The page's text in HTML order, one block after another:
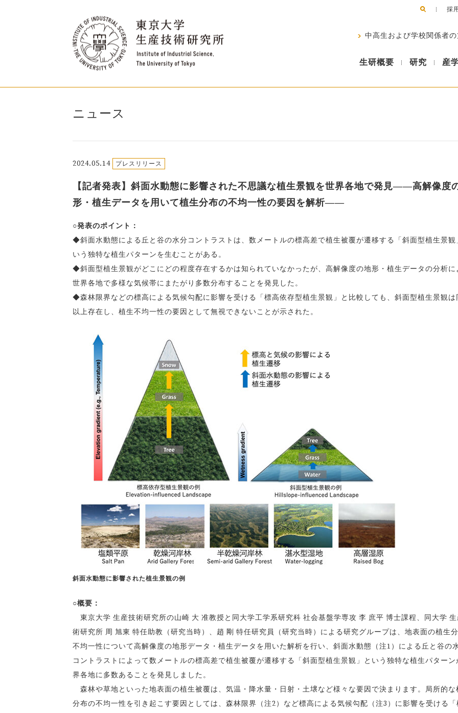
採
中高生および学校関係者
生研概要 研究 産
ニュース
2024.05.14 プレスリリース
【記者発表】斜面水動態に影響された不思議な植生景観を世界各地で発見――高解像度
形・植生データを用いて植生分布の不均一性の要因を解析――
○発表のポイント：
◆斜面水動態による丘と谷の水分コントラストは、数メートルの標高差で植生被覆が遷移する「斜面型植生景観
いう独特な植生パターンを生むことがある。
◆斜面型植生景観がどこにどの程度存在するかは知られていなかったが、高解像度の地形・植生データの分析に
世界各地で多様な気候帯にまたがり多数分布することを発見した。
◆森林限界などの標高による気候勾配に影響を受ける「標高依存型植生景観」と比較しても、斜面型植生景観は
以上存在し、植生不均一性の要因として無視できないことが示された。
斜面水動態に影響された植生景観の例
○概要：
東京大学 生産技術研究所の山崎 大 准教授と同大学工学系研究科 社会基盤学専攻 李 庶平 博士課程、同大学
術研究所 周 旭東 特任助教（研究当時）、趙 剛 特任研究員（研究当時）による研究グループは、地表面の植生
不均一性について高解像度の地形データ・植生データを用いた解析を行い、斜面水動態（注1）による丘と谷の
コントラストによって数メートルの標高差で植生被覆が遷移する「斜面型植生景観」という独特な植生パターン
界各地に多数あることを発見しました。
森林や草地といった地表面の植生被覆は、気温・降水量・日射・土壌など様々な要因で決まります。局所的な
分布の不均一性を引き起こす要因としては、森林限界（注2）など標高による気候勾配（注3）に影響を受ける「